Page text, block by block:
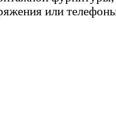
или